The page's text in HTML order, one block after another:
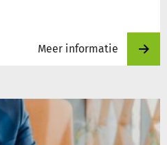
Meer informatie